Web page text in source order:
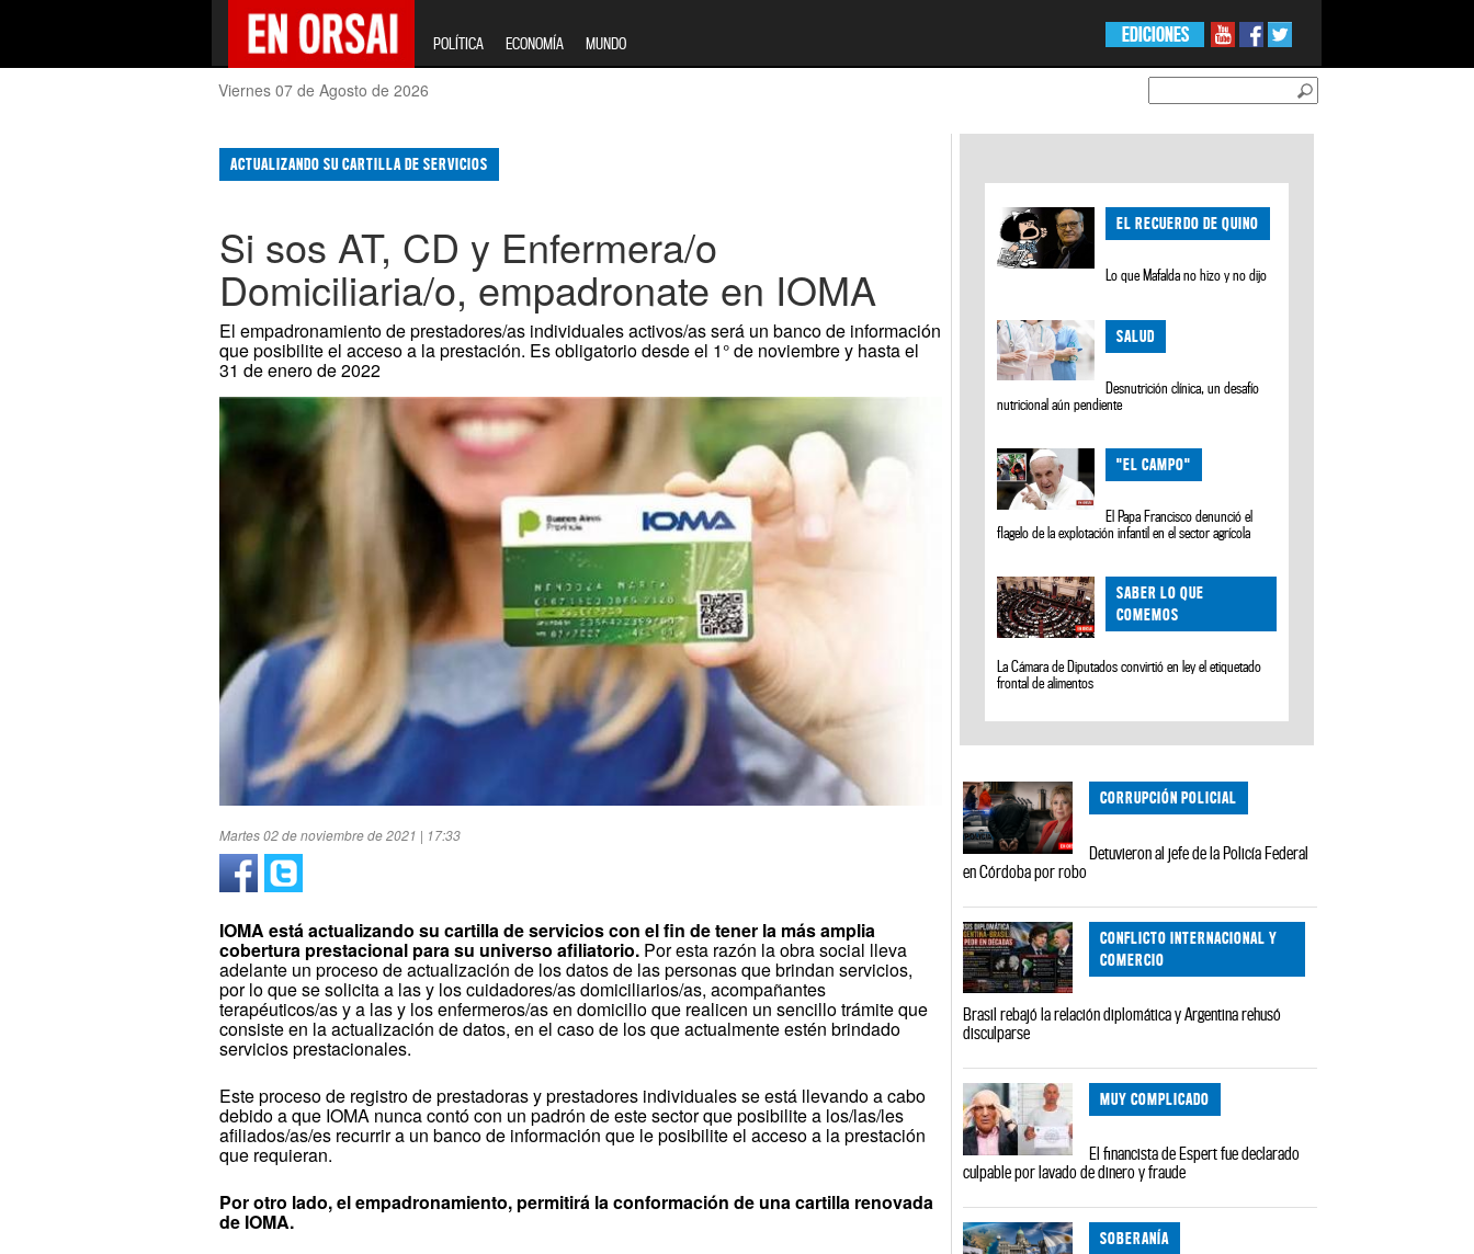
POLÍTICA ECONOMÍA MUNDO EDICIONES
Viernes 07 de Agosto de 2026
ACTUALIZANDO SU CARTILLA DE SERVICIOS
Si sos AT, CD y Enfermera/o
Domiciliaria/o, empadronate en IOMA
El empadronamiento de prestadores/as individuales activos/as será un banco de información
que posibilite el acceso a la prestación. Es obligatorio desde el 1° de noviembre y hasta el
31 de enero de 2022
Martes 02 de noviembre de 2021 | 17:33
IOMA está actualizando su cartilla de servicios con el fin de tener la más amplia
cobertura prestacional para su universo afiliatorio. Por esta razón la obra social lleva
adelante un proceso de actualización de los datos de las personas que brindan servicios,
por lo que se solicita a las y los cuidadores/as domiciliarios/as, acompañantes
terapéuticos/as y a las y los enfermeros/as en domicilio que realicen un sencillo trámite que
consiste en la actualización de datos, en el caso de los que actualmente estén brindado
servicios prestacionales.
Este proceso de registro de prestadoras y prestadores individuales se está llevando a cabo
debido a que IOMA nunca contó con un padrón de este sector que posibilite a los/las/les
afiliados/as/es recurrir a un banco de información que le posibilite el acceso a la prestación
que requieran.
Por otro lado, el empadronamiento, permitirá la conformación de una cartilla renovada
de IOMA.
EL RECUERDO DE QUINO
Lo que Mafalda no hizo y no dijo
SALUD
Desnutrición clínica, un desafío
nutricional aún pendiente
"EL CAMPO"
El Papa Francisco denunció el
flagelo de la explotación infantil en el sector agrícola
SABER LO QUE
COMEMOS
La Cámara de Diputados convirtió en ley el etiquetado
frontal de alimentos
CORRUPCIÓN POLICIAL
Detuvieron al jefe de la Policía Federal
en Córdoba por robo
CONFLICTO INTERNACIONAL Y
COMERCIO
Brasil rebajó la relación diplomática y Argentina rehusó
disculparse
MUY COMPLICADO
El financista de Espert fue declarado
culpable por lavado de dinero y fraude
SOBERANÍA